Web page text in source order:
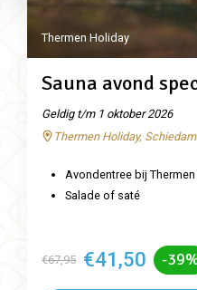
Thermen Holiday
Sauna avond
Geldig t/m 1 oktober 2026
Thermen Holiday, Schiedam
Avondentree bij
Salade of saté
€67,95 €41,50 -